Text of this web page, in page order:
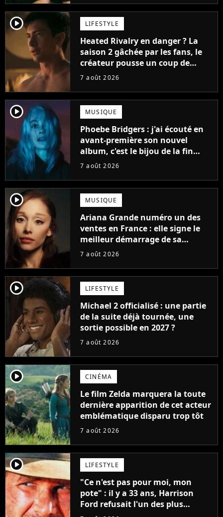
player2 LIFESTYLE
Heated Rivalry en danger ? La
saison 2 gâchée par les fans, le
créateur pousse un coup de
gueule
7 août 2026
player2 MUSIQUE
Phoebe Bridgers : j'ai écouté en
avant-première son nouvel
album, c'est le bijou de la fin
d'été
7 août 2026
player2 MUSIQUE
Ariana Grande numéro un des
ventes en France : elle signe le
meilleur démarrage de sa
carrière avec son album Petal
7 août 2026
player2 LIFESTYLE
Michael 2 officialisé : une partie
de la suite déjà tournée, une
sortie possible en 2027 ?
7 août 2026
player2 CINÉMA
Le film Zelda marquera la toute
dernière apparition de cet acteur
emblématique disparu trop tôt
7 août 2026
player2 LIFESTYLE
"Ce n'est pas pour moi, mon
pote" : il y a 33 ans, Harrison
Ford refusait l'un des plus